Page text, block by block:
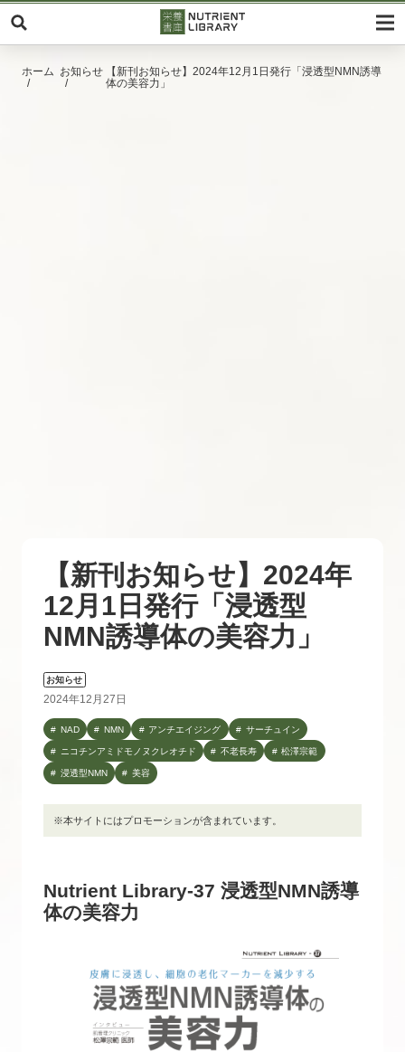
ホーム お知らせ
【新刊お知らせ】2024年12月1日発行「浸透型NMN誘導
体の美容力」
【新刊お知らせ】2024年
12月1日発行「浸透型
NMN誘導体の美容力」
お知らせ
2024年12月27日
NAD NMN アンチエイジング サーチュイン
ニコチンアミドモノヌクレオチド 不老長寿 松澤宗範
浸透型NMN 美容
※本サイトにはプロモーションが含まれています。
Nutrient Library-37 浸透型NMN誘導
体の美容力